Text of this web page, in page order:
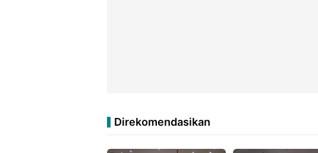
Direkomendasikan